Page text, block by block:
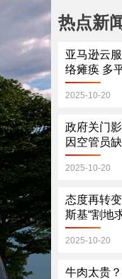
热点新
亚马逊云
络瘫痪 多
2025-10-20
政府关门
因空管员
2025-10-20
态度再转
斯基“割地
2025-10-20
牛肉太贵